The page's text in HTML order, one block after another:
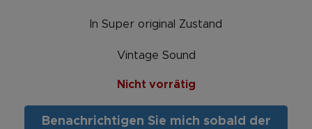
In Super original Zustand
Vintage Sound
Nicht vorrätig
Benachrichtigen Sie mich sobald der